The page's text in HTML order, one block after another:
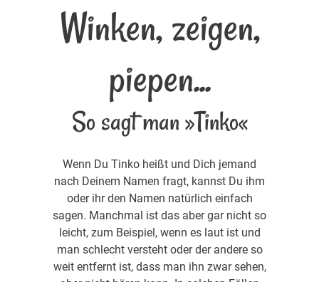
Winken, zeigen,
piepen...
So sagt man »Tinko«
Wenn Du Tinko heißt und Dich jemand
nach Deinem Namen fragt, kannst Du ihm
oder ihr den Namen natürlich einfach
sagen. Manchmal ist das aber gar nicht so
leicht, zum Beispiel, wenn es laut ist und
man schlecht versteht oder der andere so
weit entfernt ist, dass man ihn zwar sehen,